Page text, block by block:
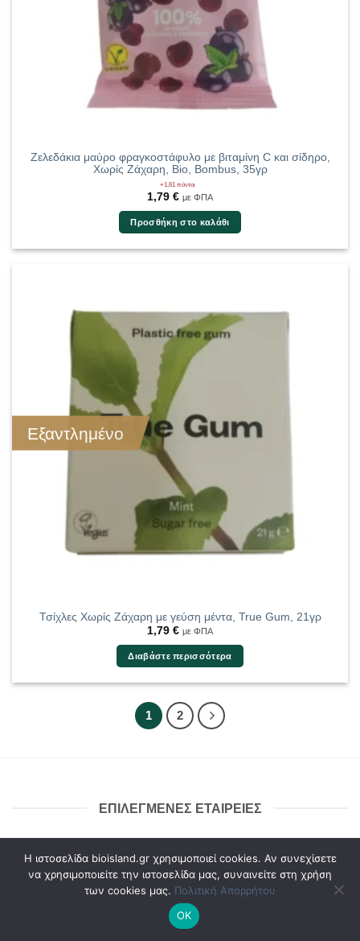
προϊόντος
Ζελεδάκια μαύρο φραγκοστάφυλο με βιταμίνη C και σίδηρο,
Χωρίς Ζάχαρη, Bio, Bombus, 35γρ
+1,61 πόντοι
1,79 € με ΦΠΑ
Προσθήκη στο καλάθι
Εξαντλημένο
Τσίχλες Χωρίς Ζάχαρη με γεύση μέντα, True Gum, 21γρ
1,79 € με ΦΠΑ
Διαβάστε περισσότερα
1 2
ΕΠΙΛΕΓΜΕΝΕΣ ΕΤΑΙΡΕΙΕΣ
Dukan Eleven Fit
Η ιστοσελίδα bioisland.gr χρησιμοποιεί cookies. Αν συνεχίσετε
να χρησιμοποιείτε την ιστοσελίδα μας, συναινείτε στη χρήση
των cookies μας. Πολιτική Απορρήτου
ΟΚ